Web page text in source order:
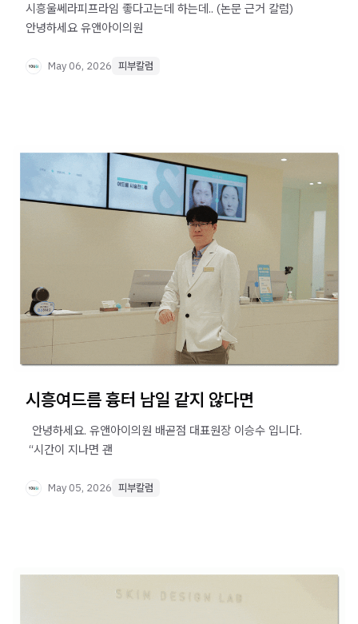
시흥울쎄라피프라임 좋다고는데 하는데.. (논문 근거 칼럼) ​ ​
안녕하세요 유앤아이의원
May 06, 2026 피부칼럼
시흥여드름 흉터 남일 같지 않다면
​ ​ 안녕하세요. 유앤아이의원 배곧점 대표원장 이승수 입니다. ​
​ “시간이 지나면 괜
May 05, 2026 피부칼럼